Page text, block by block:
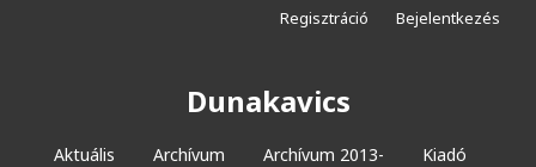
Dunakavics
Aktuális Archívum Archívum 2013- Kiadó
Regisztráció Bejelentkezés